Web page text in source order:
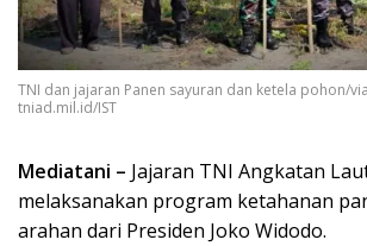
TNI dan jajaran Panen sayuran dan ketela pohon/
tniad.mil.id/IST
Mediatani – Jajaran TNI Angkatan
melaksanakan program ketahanan
arahan dari Presiden Joko Widodo.